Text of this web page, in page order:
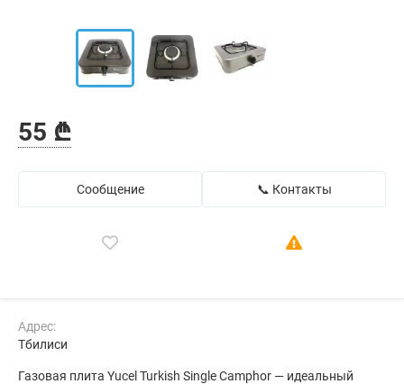
55 ₾
Сообщение 📞 Контакты
Адрес:
Тбилиси
Газовая плита Yucel Turkish Single Camphor — идеальный